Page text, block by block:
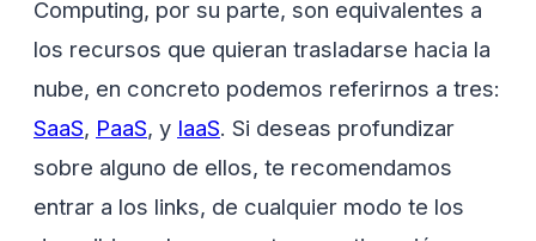
Computing, por su parte, son equivalentes a
los recursos que quieran trasladarse hacia la
nube, en concreto podemos referirnos a tres:
SaaS, PaaS, y IaaS. Si deseas profundizar
sobre alguno de ellos, te recomendamos
entrar a los links, de cualquier modo te los